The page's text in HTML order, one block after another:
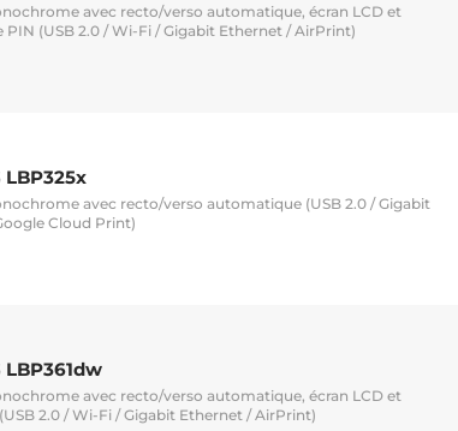
avec recto/verso automatique, écran LCD et
(USB 2.0 / Wi-Fi / Gigabit Ethernet / AirPrint)
LBP325x
avec recto/verso automatique (USB 2.0 / Gigabit
Cloud Print)
LBP361dw
avec recto/verso automatique, écran LCD et
2.0 / Wi-Fi / Gigabit Ethernet / AirPrint)